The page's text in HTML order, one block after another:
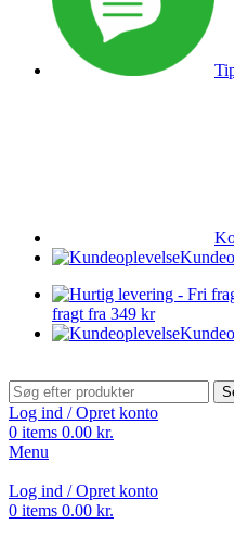
fragt fra 349 kr
Log ind / Opret konto
0 items 0.00 kr.
Menu
Log ind / Opret konto
0 items 0.00 kr.